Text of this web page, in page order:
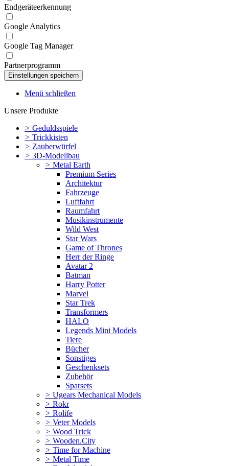
Endgeräteerkennung
Google Analytics
Google Tag Manager
Partnerprogramm
Menü schließen
Unsere Produkte
> Geduldsspiele
> Trickkisten
> Zauberwürfel
> 3D-Modellbau
> Metal Earth
Premium Series
Architektur
Fahrzeuge
Luftfahrt
Raumfahrt
Musikinstrumente
Wild West
Star Wars
Game of Thrones
Herr der Ringe
Avatar 2
Batman
Harry Potter
Marvel
Star Trek
Transformers
HALO
Legends Mini Models
Tiere
Bücher
Sonstiges
Geschenksets
Zubehör
Sparsets
> Ugears Mechanical Models
> Rokr
> Rolife
> Veter Models
> Wood Trick
> Wooden.City
> Time for Machine
> Metal Time